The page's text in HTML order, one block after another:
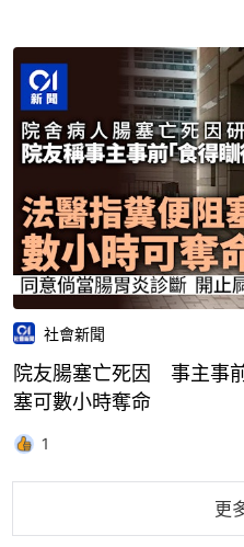
社會新聞
院友腸塞亡死因 事主事
塞可數小時奪命
1
更